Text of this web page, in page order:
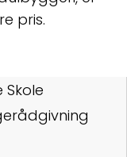
pris.
Skole